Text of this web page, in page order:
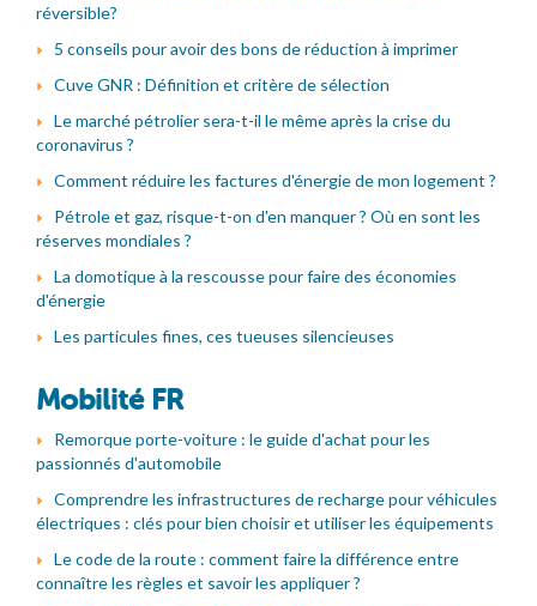
réversible?
5 conseils pour avoir des bons de réduction à imprimer
Cuve GNR : Définition et critère de sélection
Le marché pétrolier sera-t-il le même après la crise du
coronavirus ?
Comment réduire les factures d'énergie de mon logement ?
Pétrole et gaz, risque-t-on d'en manquer ? Où en sont les
réserves mondiales ?
La domotique à la rescousse pour faire des économies
d'énergie
Les particules fines, ces tueuses silencieuses
Mobilité FR
Remorque porte-voiture : le guide d'achat pour les
passionnés d'automobile
Comprendre les infrastructures de recharge pour véhicules
électriques : clés pour bien choisir et utiliser les équipements
Le code de la route : comment faire la différence entre
connaître les règles et savoir les appliquer ?